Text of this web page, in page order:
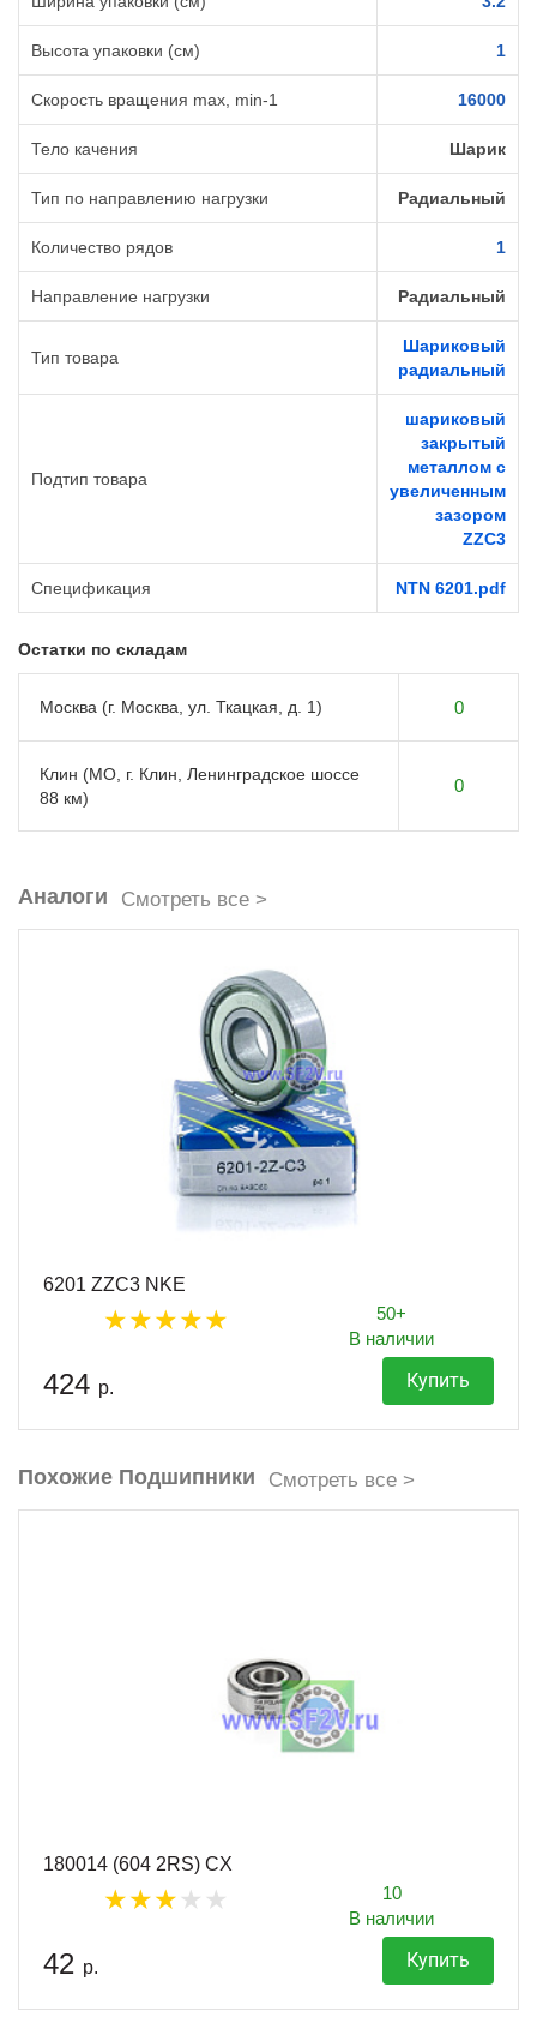
Высота упаковки (см) 1
Cкорость вращения max, min-1 16000
Тело качения Шарик
Тип по направлению нагрузки Радиальный
Количество рядов 1
Направление нагрузки Радиальный
Тип товара
Шариковый
радиальный
Подтип товара
шариковый
закрытый
металлом с
увеличенным
зазором
ZZC3
Спецификация NTN 6201.pdf
Остатки по складам
Москва (г. Москва, ул. Ткацкая, д. 1) 0
Клин (МО, г. Клин, Ленинградское шоссе
88 км)
0
Аналоги Смотреть все >
6201 ZZC3 NKE
50+
В наличии
424 р. Купить
Похожие Подшипники Смотреть все >
180014 (604 2RS) CX
10
В наличии
42 р. Купить